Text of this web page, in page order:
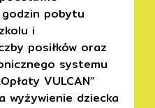
pobytu
i
posiłków oraz
systemu
VULCAN”
wyżywienie dziecka